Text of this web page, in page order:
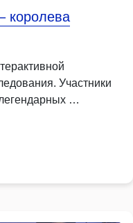
королева
Участники
…